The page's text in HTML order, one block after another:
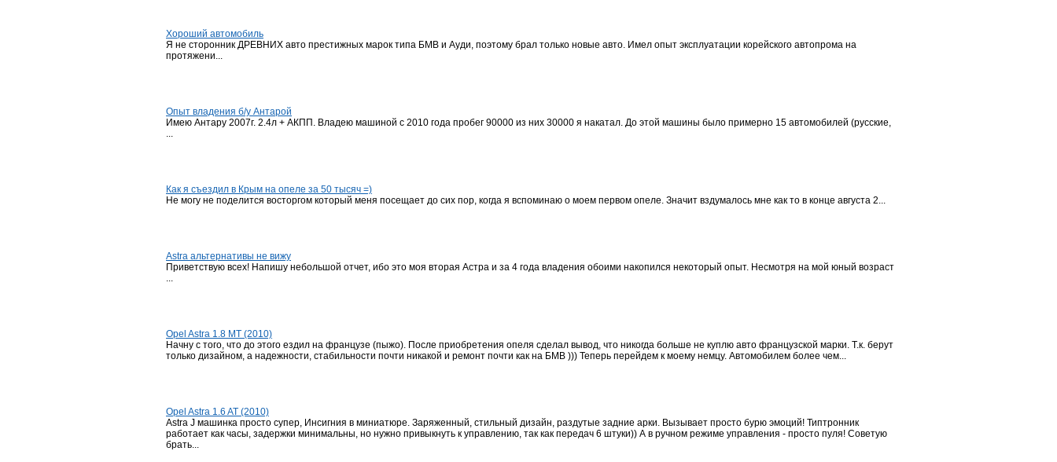
Хороший автомобиль
Я не сторонник ДРЕВНИХ авто престижных марок типа БМВ и Ауди, поэтому брал только новые авто. Имел опыт эксплуатации корейского автопрома на
протяжени...
Опыт владения б/у Антарой
Имею Антару 2007г. 2.4л + АКПП. Владею машиной с 2010 года пробег 90000 из них 30000 я накатал. До этой машины было примерно 15 автомобилей (русские,
...
Как я съездил в Крым на опеле за 50 тысяч =)
Не могу не поделится восторгом который меня посещает до сих пор, когда я вспоминаю о моем первом опеле. Значит вздумалось мне как то в конце августа 2...
Astra альтернативы не вижу
Приветствую всех! Напишу небольшой отчет, ибо это моя вторая Астра и за 4 года владения обоими накопился некоторый опыт. Несмотря на мой юный возраст
...
Opel Astra 1.8 MT (2010)
Начну с того, что до этого ездил на французе (пыжо). После приобретения опеля сделал вывод, что никогда больше не куплю авто французской марки. Т.к. берут
только дизайном, а надежности, стабильности почти никакой и ремонт почти как на БМВ ))) Теперь перейдем к моему немцу. Автомобилем более чем...
Opel Astra 1.6 AT (2010)
Astra J машинка просто супер, Инсигния в миниатюре. Заряженный, стильный дизайн, раздутые задние арки. Вызывает просто бурю эмоций! Типтронник
работает как часы, задержки минимальны, но нужно привыкнуть к управлению, так как передач 6 штуки)) А в ручном режиме управления - просто пуля! Советую
брать...